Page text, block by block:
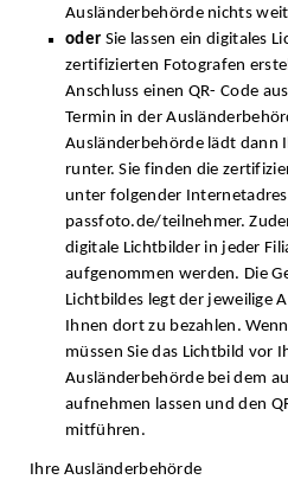
Ausländerbehörde nichts
oder Sie lassen ein digitales
zertifizierten Fotografen
Anschluss einen QR- Code
Termin in der
Ausländerbehörde lädt dann
runter. Sie finden die
unter folgender
passfoto.de/teilnehmer.
digitale Lichtbilder in jeder
aufgenommen werden. Die
Lichtbildes legt der jeweilige
Ihnen dort zu bezahlen.
müssen Sie das Lichtbild vor
Ausländerbehörde bei dem
aufnehmen lassen und den
mitführen.
Ihre Ausländerbehörde